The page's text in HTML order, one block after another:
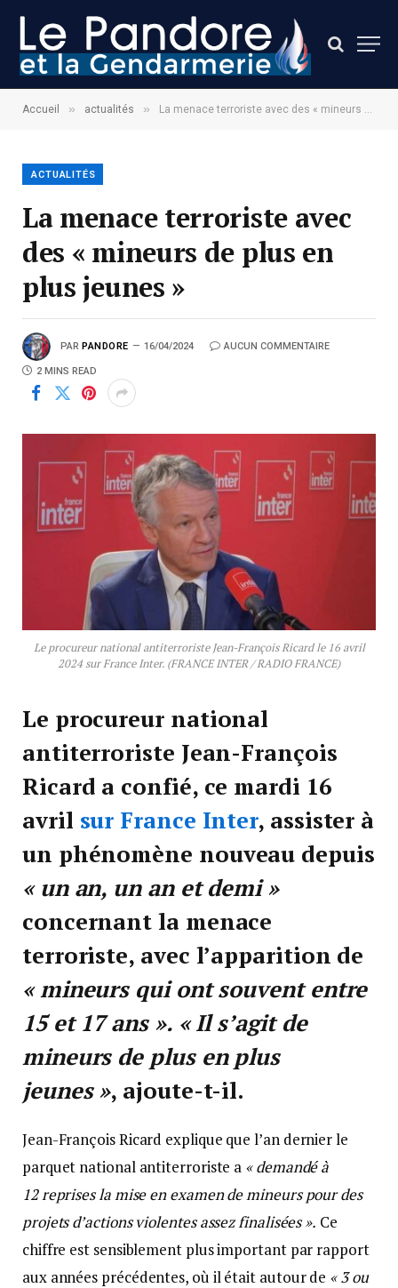
Accueil » actualités » La menace terroriste avec des « mineurs de plus en plus jeunes »
ACTUALITÉS
La menace terroriste avec
des « mineurs de plus en
plus jeunes »
PAR PANDORE 16/04/2024 AUCUN COMMENTAIRE
2 MINS READ
Le procureur national antiterroriste Jean-François Ricard le 16 avril
2024 sur France Inter. (FRANCE INTER / RADIO FRANCE)
Le procureur national
antiterroriste Jean-François
Ricard a confié, ce mardi 16
avril sur France Inter, assister à
un phénomène nouveau depuis
« un an, un an et demi »
concernant la menace
terroriste, avec l’apparition de
« mineurs qui ont souvent entre
15 et 17 ans ». « Il s’agit de
mineurs de plus en plus
jeunes », ajoute-t-il.
Jean-François Ricard explique que l’an dernier le
parquet national antiterroriste a « demandé à
12 reprises la mise en examen de mineurs pour des
projets d’actions violentes assez finalisées ». Ce
chiffre est sensiblement plus important par rapport
aux années précédentes, où il était autour de « 3 ou